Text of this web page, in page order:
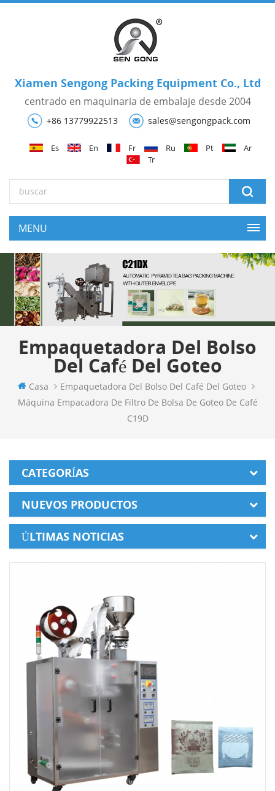
Xiamen Sengong Packing Equipment Co., Ltd
centrado en maquinaria de embalaje desde 2004
+86 13779922513 sales@sengongpack.com
Es En Fr Ru Pt
Ar
Tr
Empaquetadora Del Bolso
Del Café Del Goteo
Casa
Empaquetadora Del Bolso Del Café Del Goteo
Máquina Empacadora De Filtro De Bolsa De Goteo De Café
C19D
CATEGORÍAS
NUEVOS PRODUCTOS
ÚLTIMAS NOTICIAS